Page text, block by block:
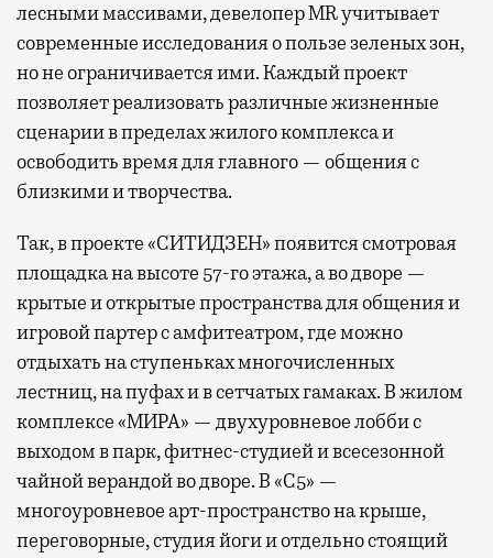
лесными массивами, девелопер MR учитывает
современные исследования о пользе зеленых зон,
но не ограничивается ими. Каждый проект
позволяет реализовать различные жизненные
сценарии в пределах жилого комплекса и
освободить время для главного — общения с
близкими и творчества.
Так, в проекте «СИТИДЗЕН» появится смотровая
площадка на высоте 57-го этажа, а во дворе —
крытые и открытые пространства для общения и
игровой партер с амфитеатром, где можно
отдыхать на ступеньках многочисленных
лестниц, на пуфах и в сетчатых гамаках. В жилом
комплексе «МИРА» — двухуровневое лобби с
выходом в парк, фитнес-студией и всесезонной
чайной верандой во дворе. В «С5» —
многоуровневое арт-пространство на крыше,
переговорные, студия йоги и отдельно стоящий